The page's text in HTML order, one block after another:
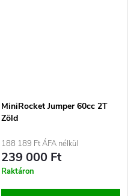
MiniRocket Jumper 60cc 2T
Zöld
188 189 Ft ÁFA nélkül
239 000 Ft
Raktáron